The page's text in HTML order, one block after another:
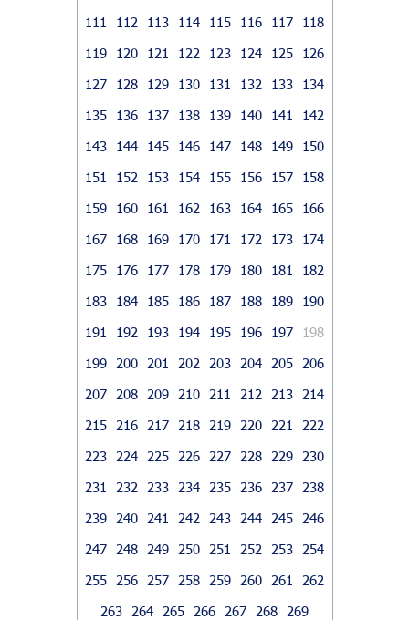
111
112 113 114 115 116 117
118
119
120 121 122 123 124 125
126
127
128 129 130 131 132 133
134
135
136 137 138 139 140 141
142
143
144 145 146 147 148 149
150
151
152 153 154 155 156 157
158
159
160 161 162 163 164 165
166
167
168 169 170 171 172 173
174
175
176 177 178 179 180 181
182
183
184 185 186 187 188 189
190
191
192 193 194 195 196 197
198
199
200 201 202 203 204 205
206
207
208 209 210 211 212 213
214
215
216 217 218 219 220 221
222
223
224 225 226 227 228 229
230
231
232 233 234 235 236 237
238
239
240 241 242 243 244 245
246
247
248 249 250 251 252 253
254
255
256 257 258 259 260 261
262
263
264 265 266 267 268 269